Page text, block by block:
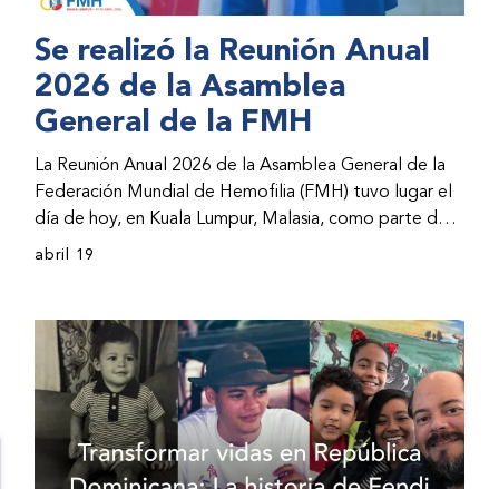
Se realizó la Reunión Anual
2026 de la Asamblea
General de la FMH
La Reunión Anual 2026 de la Asamblea General de la
Federación Mundial de Hemofilia (FMH) tuvo lugar el
día de hoy, en Kuala Lumpur, Malasia, como parte del
Congreso Mundial 2026 de la FMH. La reunión abarcó
avances por parte de la dirección de la FMH. Al
evento asistieron representantes de las organizaciones
nacionales miembros (ONM) de la FMH y otras partes
interesadas.
abril 19